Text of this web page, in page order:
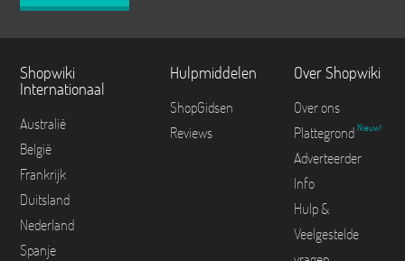
Shopwiki
Internationaal
Australië
België
Frankrijk
Duitsland
Nederland
Spanje
Hulpmiddelen
ShopGidsen
Reviews
Over Shopwiki
Over ons
Plattegrond Nieuw!
Adverteerder
Info
Hulp &
Veelgestelde